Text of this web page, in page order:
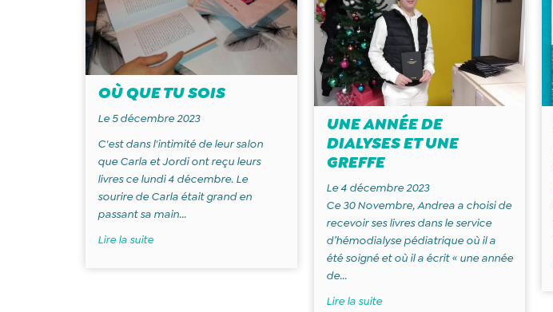
OÙ QUE TU SOIS
Le 5 décembre 2023
C'est dans l'intimité de leur salon
que Carla et Jordi ont reçu leurs
livres ce lundi 4 décembre. Le
sourire de Carla était grand en
passant sa main...
Lire la suite
UNE ANNÉE DE
DIALYSES ET UNE
GREFFE
Le 4 décembre 2023
Ce 30 Novembre, Andrea a choisi de
recevoir ses livres dans le service
d’hémodialyse pédiatrique où il a
été soigné et où il a écrit « une année
de...
Lire la suite